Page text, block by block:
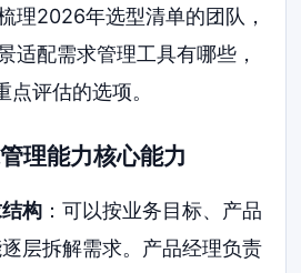
理2026年选型清单的团队，
适配需求管理工具有哪些，
点评估的选项。
理能力核心能力
构：可以按业务目标、产品
层拆解需求。产品经理负责